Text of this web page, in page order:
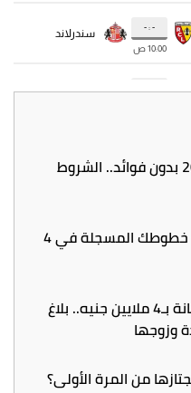
قرض بنك ناصر الاجتماعي 2026 بدون فوائد.. الشروط
قبل ما تقع في مشكلة.. راجع خطوطك المسجلة في 4
التبرع بكليته مقابل إيصالات أمانة بـ4 ملايين جنيه.. بلاغ
وزوجها
من المرة الأولى؟